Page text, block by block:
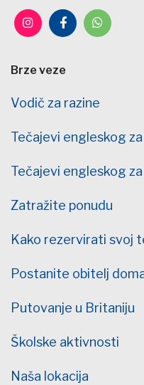
Brze veze
Vodič za razine
Tečajevi engleskog
Tečajevi engleskog
Zatražite ponudu
Kako rezervirati svoj
Postanite obitelj
Putovanje u Britaniju
Školske aktivnosti
Naša lokacija